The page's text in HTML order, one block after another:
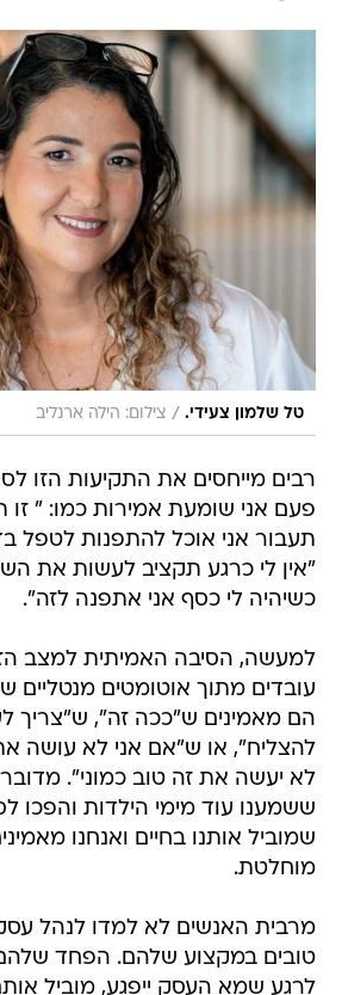
טל שלמון צעידי. / צילום: הילה ארנליב
רבים מייחסים את התקיעות הזו
פעם אני שומעת אמירות כמו: " זו
תעבור אני אוכל להתפנות לטפל
"אין לי כרגע תקציב לעשות את
כשיהיה לי כסף אני אתפנה לזה".
למעשה, הסיבה האמיתית למצב
עובדים מתוך אוטומטים מנטליים
הם מאמינים ש"ככה זה", ש"צריך
להצליח", או ש"אם אני לא עושה
לא יעשה את זה טוב כמוני".
ששמענו עוד מימי הילדות והפכו
שמוביל אותנו בחיים ואנחנו
מוחלטת.
מרבית האנשים לא למדו לנהל
טובים במקצוע שלהם. הפחד
לרגע שמא העסק ייפגע, מוביל